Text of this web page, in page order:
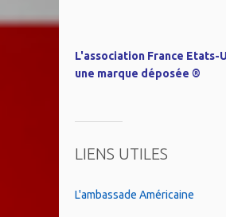
L'association France Etats-
une marque déposée ®
LIENS UTILES
L'ambassade Américaine